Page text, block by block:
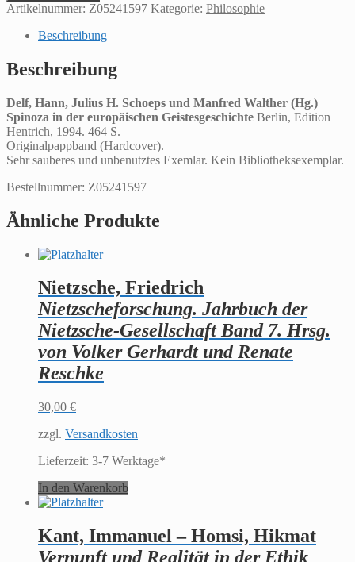
Artikelnummer: Z05241597 Kategorie: Philosophie
Beschreibung
Beschreibung
Delf, Hann, Julius H. Schoeps und Manfred Walther (Hg.)
Spinoza in der europäischen Geistesgeschichte Berlin, Edition
Hentrich, 1994. 464 S.
Originalpappband (Hardcover).
Sehr sauberes und unbenutztes Exemlar. Kein Bibliotheksexemplar.
Bestellnummer: Z05241597
Ähnliche Produkte
Nietzsche, Friedrich
Nietzscheforschung. Jahrbuch der
Nietzsche-Gesellschaft Band 7. Hrsg.
von Volker Gerhardt und Renate
Reschke
30,00 €
zzgl. Versandkosten
Lieferzeit: 3-7 Werktage*
In den Warenkorb
Kant, Immanuel – Homsi, Hikmat
Vernunft und Realität in der Ethik